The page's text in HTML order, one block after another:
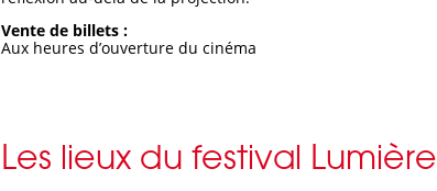
Vente de billets :
Aux heures d’ouverture du cinéma
Les lieux du festival Lumière